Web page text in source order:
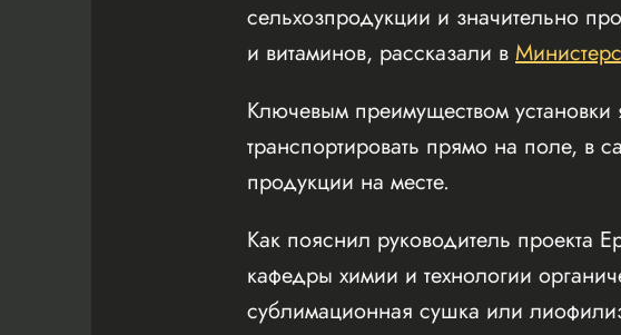
сельхозпродукции и значительно
и витаминов, рассказали в
Ключевым преимуществом
транспортировать прямо на поле, в
продукции на месте.
Как пояснил руководитель проекта
кафедры химии и технологии
сублимационная сушка или